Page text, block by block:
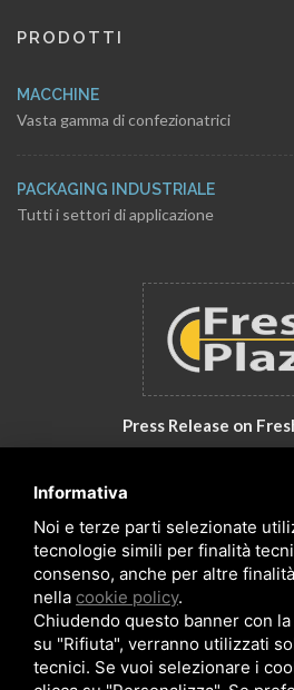
PRODOTTI
MACCHINE
Vasta gamma di confezionatrici
PACKAGING INDUSTRIALE
Tutti i settori di applicazione
Press Release on
Informativa
Noi e terze parti selezionate
tecnologie simili per finalità
consenso, anche per altre
nella cookie policy.
Chiudendo questo banner con
su "Rifiuta", verranno utilizzati
tecnici. Se vuoi selezionare i